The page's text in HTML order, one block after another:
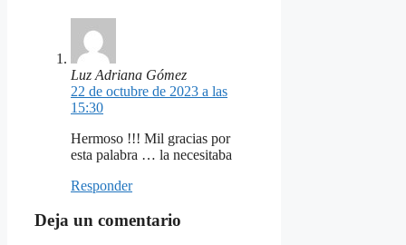
Luz Adriana Gómez
22 de octubre de 2023 a las
15:30
Hermoso !!! Mil gracias por
esta palabra … la necesitaba
Responder
Deja un comentario